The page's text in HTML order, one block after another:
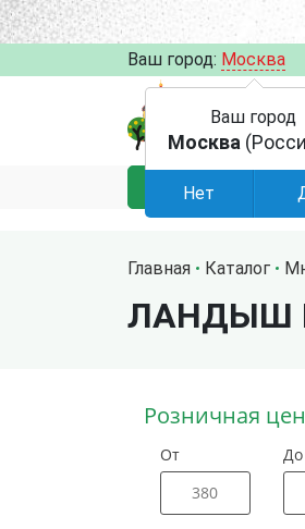
Ваш город: Москва
КАТАЛОГ
Главная Каталог
ЛАНДЫШ
Розничная
От До
Ваш город
Москва
Нет